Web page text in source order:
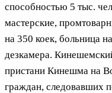
способностью 5 тыс.
мастерские,
на 350 коек, больница
дезкамера.
пристани Кинешма на
граждан, следовавших